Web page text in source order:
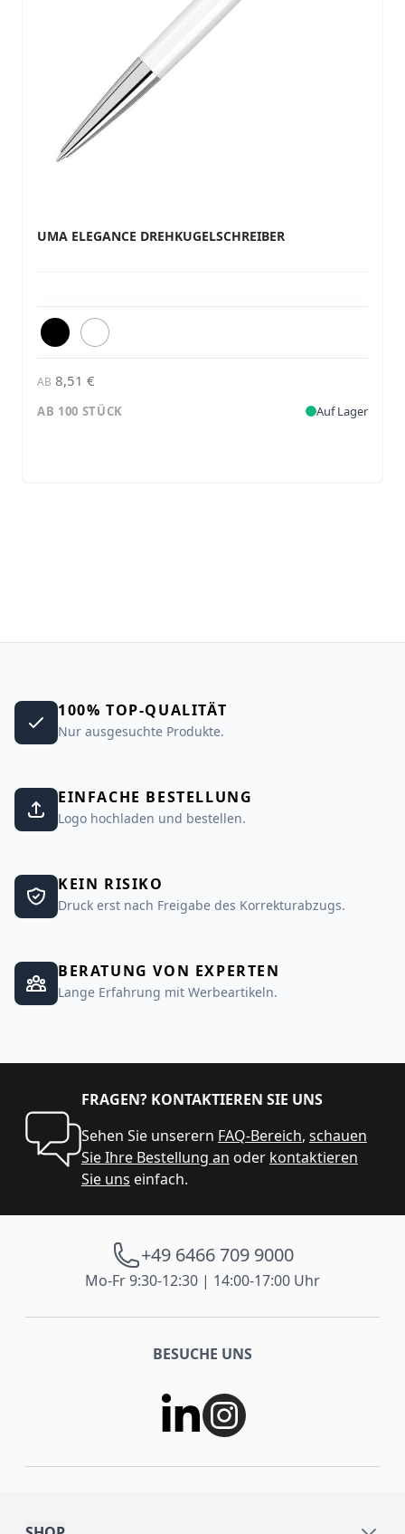
UMA ELEGANCE DREHKUGELSCHREIBER
AB 8,51 €
AB 100 STÜCK Auf Lager
100% TOP-QUALITÄT
Nur ausgesuchte Produkte.
EINFACHE BESTELLUNG
Logo hochladen und bestellen.
KEIN RISIKO
Druck erst nach Freigabe des Korrekturabzugs.
BERATUNG VON EXPERTEN
Lange Erfahrung mit Werbeartikeln.
FRAGEN? KONTAKTIEREN SIE UNS
Sehen Sie unserern FAQ-Bereich, schauen
Sie Ihre Bestellung an oder kontaktieren
Sie uns einfach.
+49 6466 709 9000
Mo-Fr 9:30-12:30 | 14:00-17:00 Uhr
BESUCHE UNS